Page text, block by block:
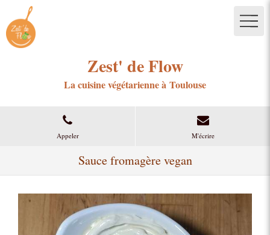
Zest' de Flow
La cuisine végétarienne à Toulouse
Appeler M'écrire
Sauce fromagère vegan